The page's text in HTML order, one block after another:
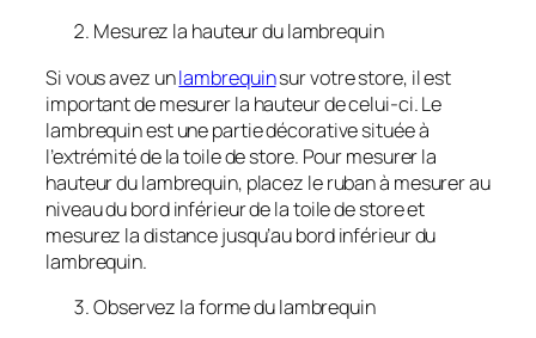
Mesurez la hauteur du lambrequin
Si vous avez unlambrequinsur votre store, il est
important de mesurer la hauteur de celui-ci. Le
lambrequin est une partie décorative située à
l’extrémité de la toile de store. Pour mesurer la
hauteur du lambrequin, placez le ruban à mesurer au
niveau du bord inférieur de la toile de store et
mesurez la distance jusqu’au bord inférieur du
lambrequin.
Observez la forme du lambrequin